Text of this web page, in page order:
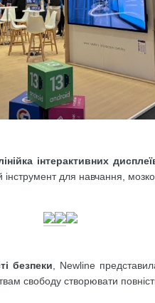
інтерактивних
інструмент для навчання,
безпеки , Newline
свободу створювати